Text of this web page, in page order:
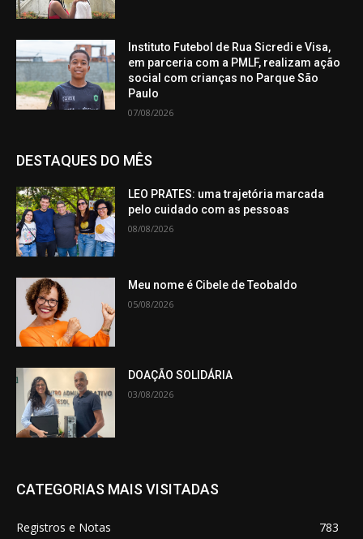
Instituto Futebol de Rua Sicredi e Visa,
em parceria com a PMLF, realizam ação
social com crianças no Parque São
Paulo
07/08/2026
DESTAQUES DO MÊS
LEO PRATES: uma trajetória marcada
pelo cuidado com as pessoas
08/08/2026
Meu nome é Cibele de Teobaldo
05/08/2026
DOAÇÃO SOLIDÁRIA
03/08/2026
CATEGORIAS MAIS VISITADAS
Registros e Notas
783